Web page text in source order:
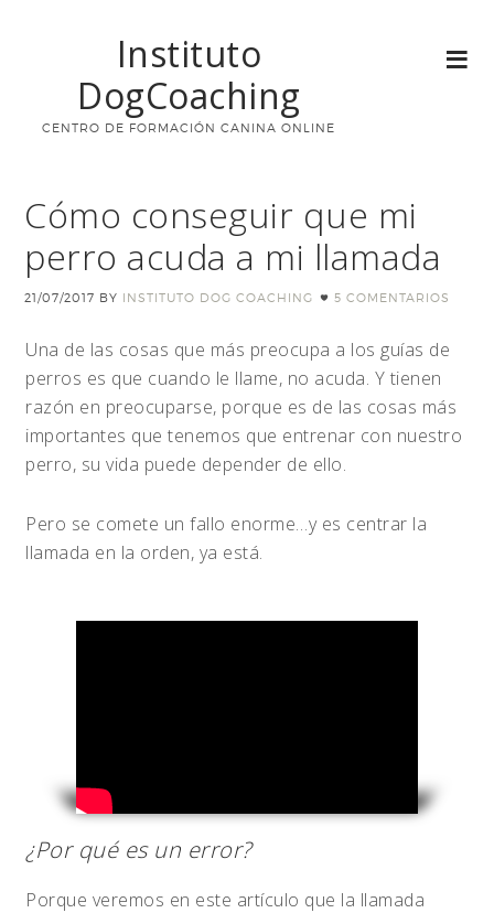
Instituto
DogCoaching
CENTRO DE FORMACIÓN CANINA ONLINE
Cómo conseguir que mi
perro acuda a mi llamada
21/07/2017 BY INSTITUTO DOG COACHING 5 COMENTARIOS
Una de las cosas que más preocupa a los guías de
perros es que cuando le llame, no acuda. Y tienen
razón en preocuparse, porque es de las cosas más
importantes que tenemos que entrenar con nuestro
perro, su vida puede depender de ello.
Pero se comete un fallo enorme…y es centrar la
llamada en la orden, ya está.
¿Por qué es un error?
Porque veremos en este artículo que la llamada